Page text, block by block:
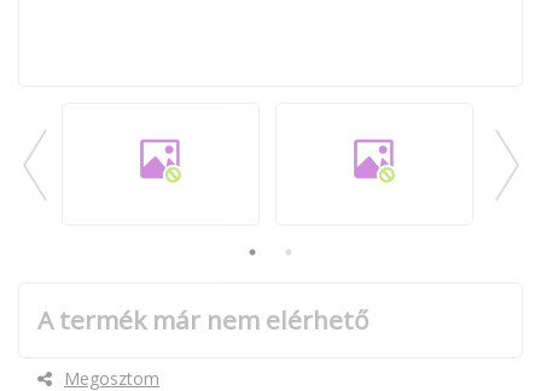
A termék már nem elérhető
Megosztom